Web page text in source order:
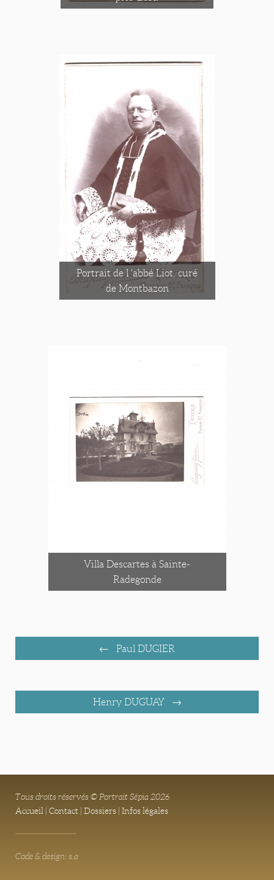
Portrait de l 'abbé Liot, curé
de Montbazon
Villa Descartes à Sainte-
Radegonde
Paul DUGIER
Henry DUGUAY
Tous droits réservés © Portrait Sépia 2026
Accueil Contact Dossiers Infos légales
Code & design: s.a